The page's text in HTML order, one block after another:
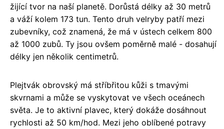
žijící tvor na naší planetě. Dorůstá délky až 30 metrů
a váží kolem 173 tun. Tento druh velryby patří mezi
zubevníky, což znamená, že má v ústech celkem 800
až 1000 zubů. Ty jsou ovšem poměrně malé - dosahují
délky jen několik centimetrů.
Plejtvák obrovský má stříbřitou kůži s tmavými
skvrnami a může se vyskytovat ve všech oceánech
světa. Je to aktivní plavec, který dokáže dosáhnout
rychlosti až 50 km/hod. Mezi jeho oblíbené potravy